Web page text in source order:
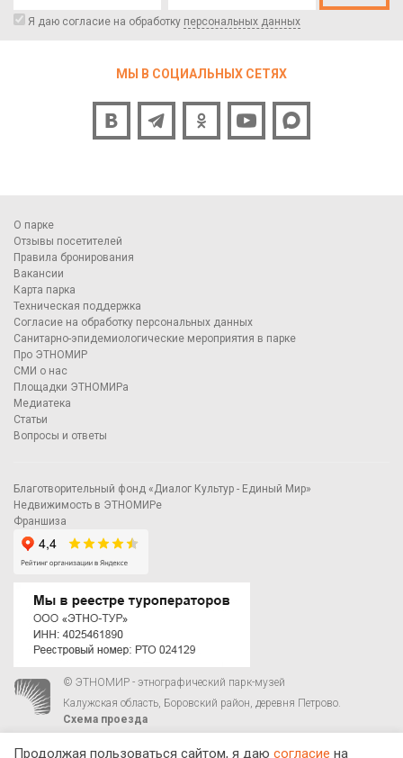
Я даю согласие на обработку персональных данных
МЫ В СОЦИАЛЬНЫХ СЕТЯХ
О парке
Отзывы посетителей
Правила бронирования
Вакансии
Карта парка
Техническая поддержка
Согласие на обработку персональных данных
Санитарно-эпидемиологические мероприятия в парке
Про ЭТНОМИР
СМИ о нас
Площадки ЭТНОМИРа
Медиатека
Статьи
Вопросы и ответы
Благотворительный фонд «Диалог Культур - Единый Мир»
Недвижимость в ЭТНОМИРе
Франшиза
© ЭТНОМИР - этнографический парк-музей
Калужская область, Боровский район, деревня Петрово.
Схема проезда
Продолжая пользоваться сайтом, я даю согласие на